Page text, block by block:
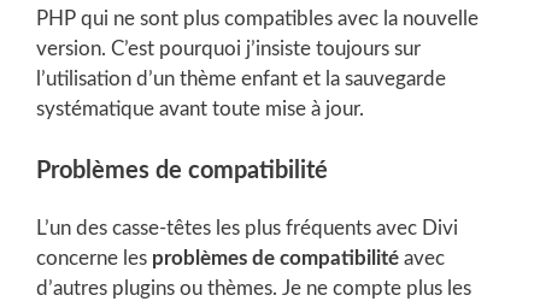
PHP qui ne sont plus compatibles avec la nouvelle
version. C’est pourquoi j’insiste toujours sur
l’utilisation d’un thème enfant et la sauvegarde
systématique avant toute mise à jour.
Problèmes de compatibilité
L’un des casse-têtes les plus fréquents avec Divi
concerne les problèmes de compatibilité avec
d’autres plugins ou thèmes. Je ne compte plus les